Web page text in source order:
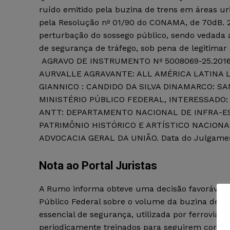
ruído emitido pela buzina de trens em áreas
pela Resolução nº 01/90 do CONAMA, de
perturbação do sossego público, sendo
de segurança de tráfego, sob pena de
AGRAVO DE INSTRUMENTO Nº 5008069-
AURVALLE AGRAVANTE: ALL AMÉRICA LATINA
GIANNICO : CANDIDO DA SILVA DINAMARCO:
MINISTÉRIO PÚBLICO FEDERAL,
ANTT: DEPARTAMENTO NACIONAL DE INFRA-
PATRIMÔNIO HISTÓRICO E ARTÍSTICO
ADVOCACIA GERAL DA UNIÃO. Data do
Nota ao Portal Juristas
A Rumo informa obteve uma decisão favorável
Público Federal sobre o volume da buzina de
essencial de segurança, utilizada por ferrovias
periodicamente treinados para seguirem